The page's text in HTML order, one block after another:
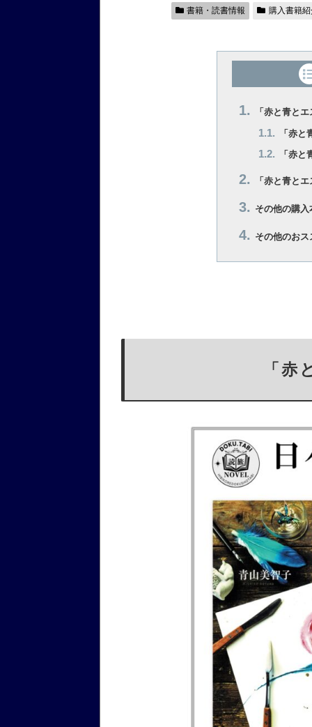
書籍・読書情報 購入書籍
「赤と青と
「赤
「赤
「赤と青と
その他の購
その他のお
「赤